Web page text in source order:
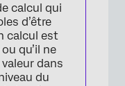
calcul qui
d’être
calcul est
qu’il ne
dans
du